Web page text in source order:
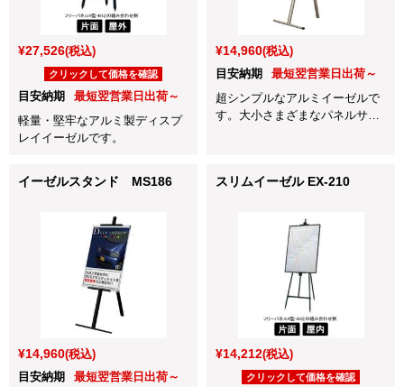
¥27,526(税込)
クリックして価格を確認
目安納期
最短翌営業日出荷～
軽量・堅牢なアルミ製ディスプ
レイイーゼルです。
¥14,960(税込)
目安納期
最短翌営業日出荷～
超シンプルなアルミイーゼルで
す。大小さまざまなパネルサイ
イーゼルスタンド MS186
¥14,960(税込)
目安納期
最短翌営業日出荷～
スリムイーゼル EX-210
¥14,212(税込)
クリックして価格を確認